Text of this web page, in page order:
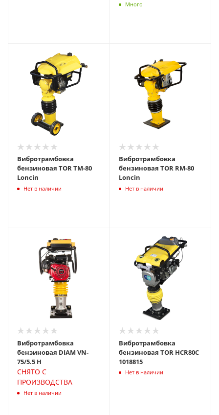
Много
Вибротрамбовка
бензиновая TOR TM-80
Loncin
Нет в наличии
Вибротрамбовка
бензиновая TOR RM-80
Loncin
Нет в наличии
Вибротрамбовка
бензиновая DIAM VN-
75/5.5 H
СНЯТО С
ПРОИЗВОДСТВА
Нет в наличии
Вибротрамбовка
бензиновая TOR HCR80C
1018815
Нет в наличии